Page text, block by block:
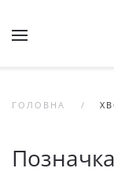
Skip to
ГОЛОВНА